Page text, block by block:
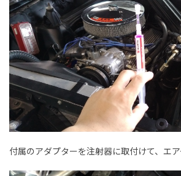
付属のアダプターを注射器に取付けて、エ